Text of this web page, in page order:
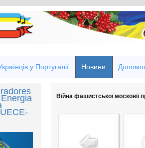
у Португалії Новини
Війна фашистської московії